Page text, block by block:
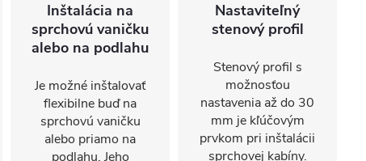
Inštalácia na
sprchovú vaničku
alebo na podlahu
Je možné inštalovať
flexibilne buď na
sprchovú vaničku
alebo priamo na
podlahu. Jeho
Nastaviteľný
stenový profil
Stenový profil s
možnosťou
nastavenia až do 30
mm je kľúčovým
prvkom pri inštalácii
sprchovej kabíny.